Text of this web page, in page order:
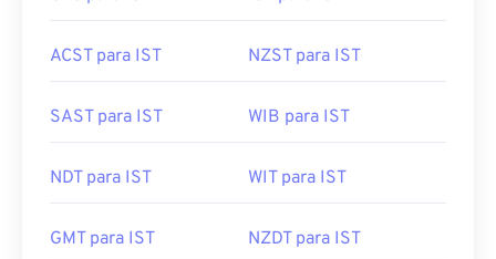
ACST para IST NZST para IST
SAST para IST WIB para IST
NDT para IST WIT para IST
GMT para IST NZDT para IST